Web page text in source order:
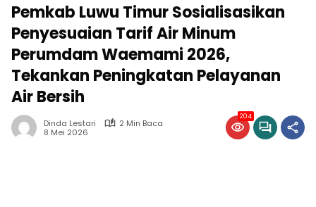
Pemkab Luwu Timur Sosialisasikan
Penyesuaian Tarif Air Minum
Perumdam Waemami 2026,
Tekankan Peningkatan Pelayanan
Air Bersih
Dinda Lestari
2 Min Baca
8 Mei 2026
204